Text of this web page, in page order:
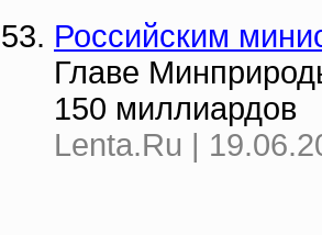
Российским
Главе
150 миллиардов
Lenta.Ru |